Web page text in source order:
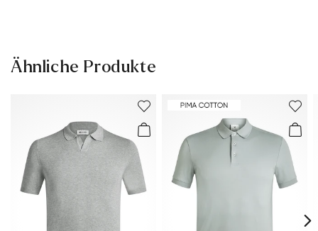
30 Tage kostenfreie Rückgabe
Weitere Informationen zum Thema findest Du im Bereich
Häufig gestellte Fragen
Ähnliche Produkte